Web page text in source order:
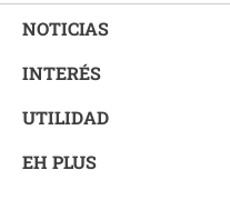
NOTICIAS
INTERÉS
UTILIDAD
EH PLUS